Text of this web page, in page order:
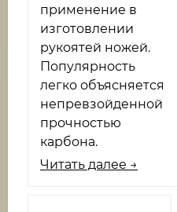
применение в
изготовлении
рукоятей ножей.
Популярность
легко объясняется
непревзойденной
прочностью
карбона.
Читать далее →